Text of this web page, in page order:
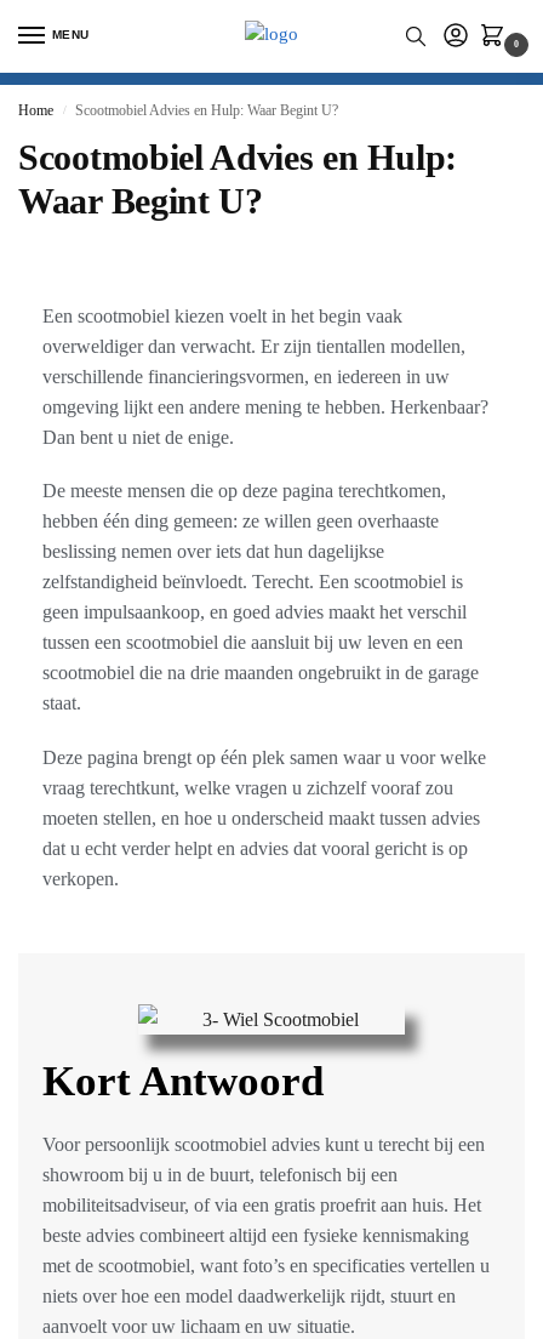
MENU
0
Home / Scootmobiel Advies en Hulp: Waar Begint U?
Scootmobiel Advies en Hulp:
Waar Begint U?
Een scootmobiel kiezen voelt in het begin vaak
overweldiger dan verwacht. Er zijn tientallen modellen,
verschillende financieringsvormen, en iedereen in uw
omgeving lijkt een andere mening te hebben. Herkenbaar?
Dan bent u niet de enige.
De meeste mensen die op deze pagina terechtkomen,
hebben één ding gemeen: ze willen geen overhaaste
beslissing nemen over iets dat hun dagelijkse
zelfstandigheid beïnvloedt. Terecht. Een scootmobiel is
geen impulsaankoop, en goed advies maakt het verschil
tussen een scootmobiel die aansluit bij uw leven en een
scootmobiel die na drie maanden ongebruikt in de garage
staat.
Deze pagina brengt op één plek samen waar u voor welke
vraag terechtkunt, welke vragen u zichzelf vooraf zou
moeten stellen, en hoe u onderscheid maakt tussen advies
dat u echt verder helpt en advies dat vooral gericht is op
verkopen.
Kort Antwoord
Voor persoonlijk scootmobiel advies kunt u terecht bij een
showroom bij u in de buurt, telefonisch bij een
mobiliteitsadviseur, of via een gratis proefrit aan huis. Het
beste advies combineert altijd een fysieke kennismaking
met de scootmobiel, want foto’s en specificaties vertellen u
niets over hoe een model daadwerkelijk rijdt, stuurt en
aanvoelt voor uw lichaam en uw situatie.